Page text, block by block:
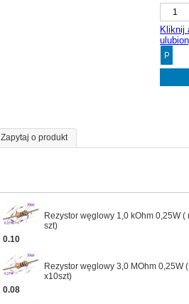
Kliknij
Zapytaj o produkt
Rezystor węglowy 1,0 kOhm 0,25W (
szt)
0.10
Rezystor węglowy 3,0 MOhm 0,25W
x10szt)
0.08